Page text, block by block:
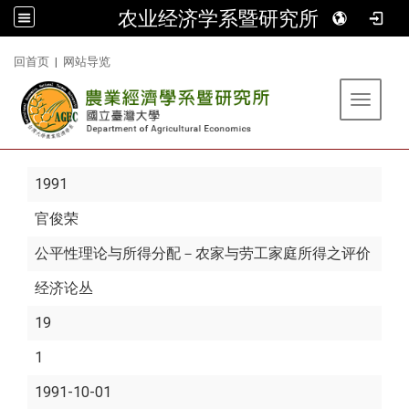
农业经济学系暨研究所
回首页 | 网站导览
Toggle
1991
官俊荣
公平性理论与所得分配－农家与劳工家庭所得之评价
经济论丛
19
1
1991-10-01